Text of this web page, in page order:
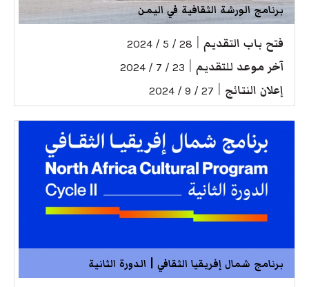
برنامج الورشة الثقافية في اليمن
فتح باب التقديم 28 / 5 / 2024
آخر موعد للتقديم 23 / 7 / 2024
إعلان النتائج 27 / 9 / 2024
برنامج شمال إفريقيا الثقافي | الدورة الثانية